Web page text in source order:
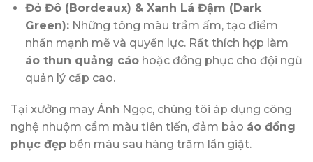
Đỏ Đô (Bordeaux) & Xanh Lá Đậm (Dark
Green):Những tông màu trầm ấm, tạo điểm
nhấn mạnh mẽ và quyền lực. Rất thích hợp làm
áo thun quảng cáohoặc đồng phục cho đội ngũ
quản lý cấp cao.
Tại xưởng may Ánh Ngọc, chúng tôi áp dụng công
nghệ nhuộm cầm màu tiên tiến, đảm bảo áo đồng
phục đẹp bền màu sau hàng trăm lần giặt.